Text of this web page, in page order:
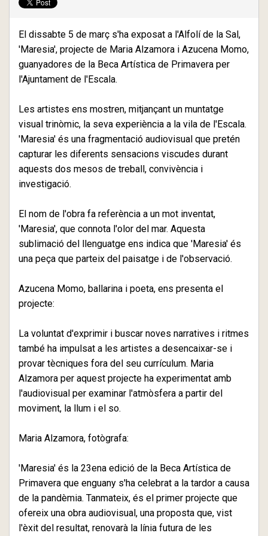
El dissabte 5 de març s'ha exposat a l'Alfolí de la Sal,
'Maresia', projecte de Maria Alzamora i Azucena Momo,
guanyadores de la Beca Artística de Primavera per
l'Ajuntament de l'Escala.
Les artistes ens mostren, mitjançant un muntatge
visual trinòmic, la seva experiència a la vila de l'Escala.
'Maresia' és una fragmentació audiovisual que pretén
capturar les diferents sensacions viscudes durant
aquests dos mesos de treball, convivència i
investigació.
El nom de l'obra fa referència a un mot inventat,
'Maresia', que connota l'olor del mar. Aquesta
sublimació del llenguatge ens indica que 'Maresia' és
una peça que parteix del paisatge i de l'observació.
Azucena Momo, ballarina i poeta, ens presenta el
projecte:
La voluntat d'exprimir i buscar noves narratives i ritmes
també ha impulsat a les artistes a desencaixar-se i
provar tècniques fora del seu currículum. Maria
Alzamora per aquest projecte ha experimentat amb
l'audiovisual per examinar l'atmòsfera a partir del
moviment, la llum i el so.
Maria Alzamora, fotògrafa:
'Maresia' és la 23ena edició de la Beca Artística de
Primavera que enguany s'ha celebrat a la tardor a causa
de la pandèmia. Tanmateix, és el primer projecte que
ofereix una obra audiovisual, una proposta que, vist
l'èxit del resultat, renovarà la línia futura de les